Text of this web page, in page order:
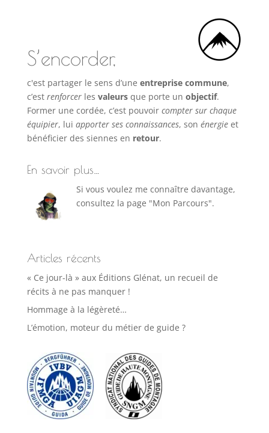
S’encorder,
c'est partager le sens d’une entreprise commune,
c’est renforcerles valeursque porte un objectif.
Former une cordée, c’est pouvoircompter sur chaque
équipier, lui apporter ses connaissances, son énergieet
bénéficier des siennes en retour.
En savoir plus…
Si vous voulez me connaître davantage,
consultez la page "Mon Parcours".
Articles récents
« Ce jour-là » aux Éditions Glénat, un recueil de
récits à ne pas manquer !
Hommage à la légèreté…
L’émotion, moteur du métier de guide ?